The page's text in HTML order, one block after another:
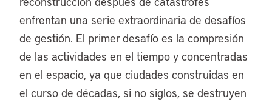
enfrentan una serie extraordinaria de desafíos
de gestión. El primer desafío es la compresión
de las actividades en el tiempo y concentradas
en el espacio, ya que ciudades construidas en
el curso de décadas, si no siglos, se destruyen